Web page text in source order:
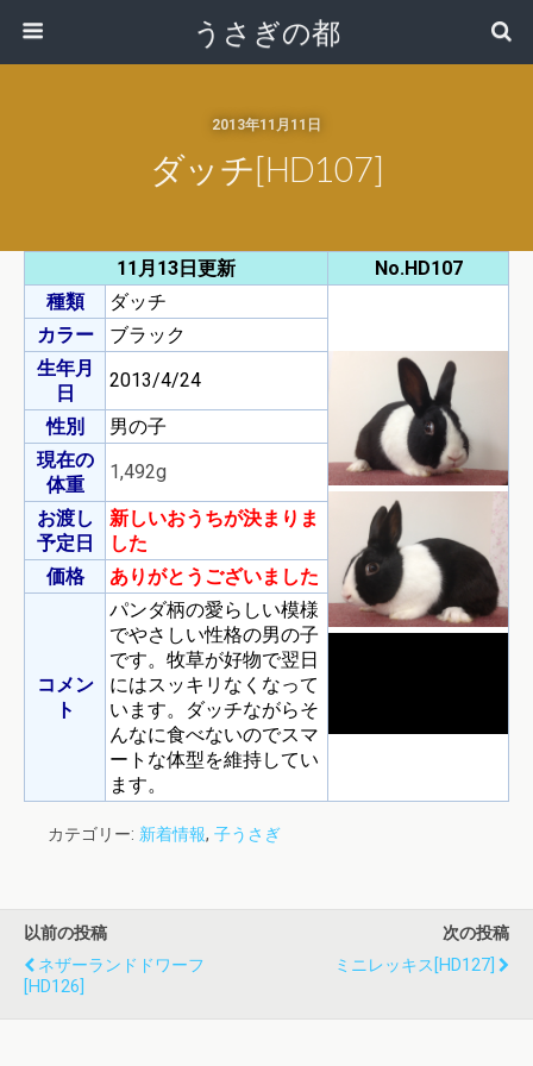
うさぎの都
2013年11月11日
ダッチ[HD107]
11月13日更新
No.HD107
種類
ダッチ
カラー
ブラック
生年月
日
2013/4/24
性別
男の子
現在の
体重
1,492g
お渡し
予定日
新しいおうちが決まりま
した
価格
ありがとうございました
コメン
ト
パンダ柄の愛らしい模様
でやさしい性格の男の子
です。牧草が好物で翌日
にはスッキリなくなって
います。ダッチながらそ
んなに食べないのでスマ
ートな体型を維持してい
ます。
カテゴリー: 新着情報, 子うさぎ
以前の投稿
ネザーランドドワーフ
[HD126]
次の投稿
ミニレッキス[HD127]